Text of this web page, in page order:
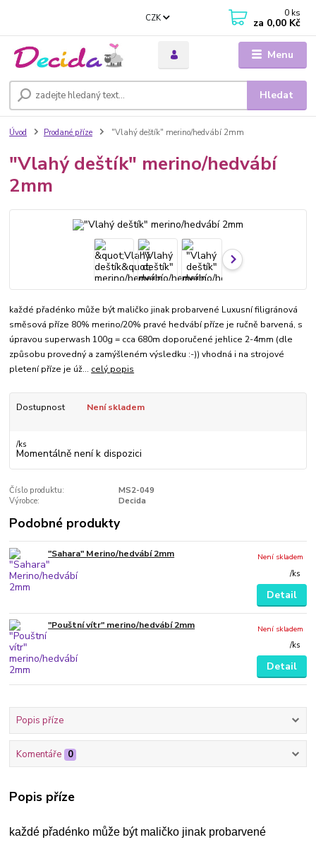
Menu
CZK
Hledat
0 ks
za 0,00 Kč
Úvod Prodané příze "Vlahý deštík" merino/hedvábí 2mm
"Vlahý deštík" merino/hedvábí
2mm
každé přadénko může být maličko jinak probarvené Luxusní filigránová
směsová příze 80% merino/20% pravé hedvábí příze je ručně barvená, s
úpravou superwash 100g = cca 680m doporučené jehlice 2-4mm (dle
způsobu provedný a zamýšleném výsledku :-)) vhodná i na strojové
pletení příze je úž... celý popis
Dostupnost Není skladem
/ks
Momentálně není k dispozici
Číslo produktu:
MS2-049
Výrobce:
Decida
Podobné produkty
"Sahara" Merino/hedvábí 2mm
/ks
Není skladem
Detail
"Pouštní vítr" merino/hedvábí 2mm
/ks
Není skladem
Detail
Popis příze
Komentáře 0
Popis příze
každé přadénko může být maličko jinak probarvené